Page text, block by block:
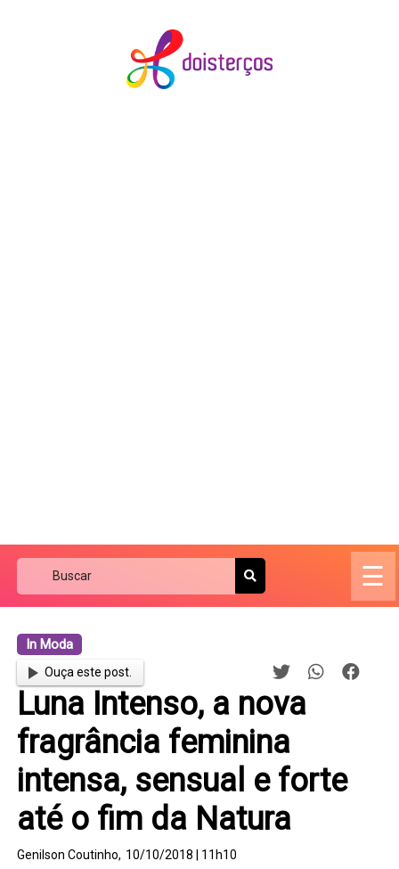
☰
In Moda
Ouça este post.
Luna Intenso, a nova
fragrância feminina
intensa, sensual e forte
até o fim da Natura
Genilson Coutinho, 10/10/2018 | 11h10